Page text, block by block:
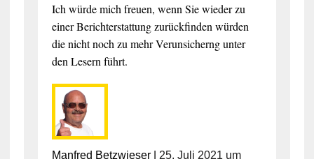
Ich würde mich freuen, wenn Sie wieder zu
einer Berichterstattung zurückfinden würden
die nicht noch zu mehr Verunsicherng unter
den Lesern führt.
Manfred Betzwieser| 25. Juli 2021 um